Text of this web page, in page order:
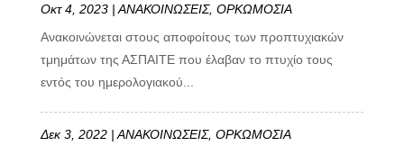
Οκτ 4, 2023| ΑΝΑΚΟΙΝΩΣΕΙΣ, ΟΡΚΩΜΟΣΙΑ
Aνακοινώνεται στους αποφοίτους των προπτυχιακών
τμημάτων της ΑΣΠΑΙΤΕ που έλαβαν το πτυχίο τους
εντός του ημερολογιακού...
Δεκ 3, 2022| ΑΝΑΚΟΙΝΩΣΕΙΣ, ΟΡΚΩΜΟΣΙΑ